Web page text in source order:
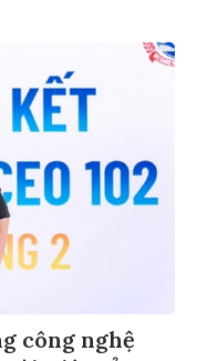
công nghệ